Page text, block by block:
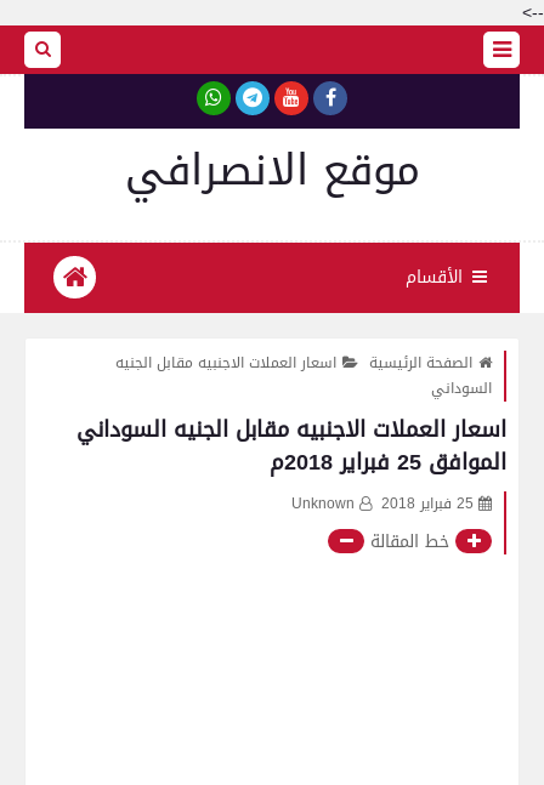
-->
موقع الانصرافي
الأقسام
الصفحة الرئيسية
اسعار العملات الاجنبيه مقابل الجنيه
السوداني
اسعار العملات الاجنبيه مقابل الجنيه السوداني
الموافق 25 فبراير 2018م
25 فبراير 2018 Unknown
خط المقالة